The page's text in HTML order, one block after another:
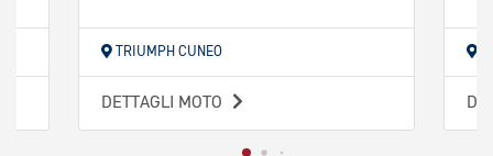
TRIUMPH CUNEO
DETTAGLI MOTO